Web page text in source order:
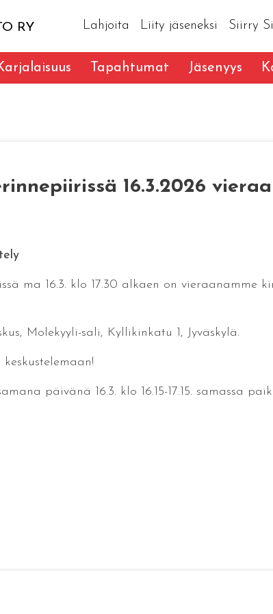
RY Lahjoita Liity jäseneksi Siirry
Tapahtumat Jäsenyys
16.3.2026
ma 16.3. klo 17.30 alkaen on vieraanamme
Molekyyli-sali, Kyllikinkatu 1, Jyväskylä.
päivänä 16.3. klo 16.15-17.15. samassa